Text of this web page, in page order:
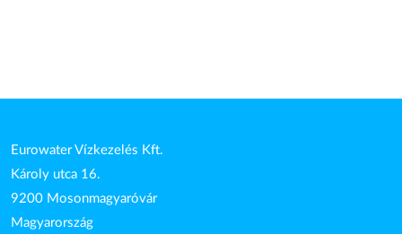
Eurowater Vízkezelés Kft.
Károly utca 16.
9200 Mosonmagyaróvár
Magyarország